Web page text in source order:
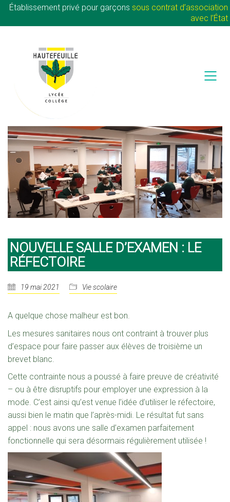
Établissement privé pour garçons sous contrat d’association
avec l’État
NOUVELLE SALLE D’EXAMEN : LE
RÉFECTOIRE
19 mai 2021 Vie scolaire
A quelque chose malheur est bon.
Les mesures sanitaires nous ont contraint à trouver plus
d’espace pour faire passer aux élèves de troisième un
brevet blanc.
Cette contrainte nous a poussé à faire preuve de créativité
– ou à être disruptifs pour employer une expression à la
mode. C’est ainsi qu’est venue l’idée d’utiliser le réfectoire,
aussi bien le matin que l’après-midi. Le résultat fut sans
appel : nous avons une salle d’examen parfaitement
fonctionnelle qui sera désormais régulièrement utilisée !